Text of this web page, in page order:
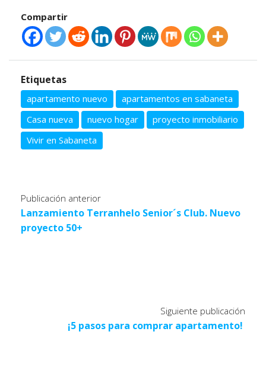
Compartir
Etiquetas
apartamento nuevo
apartamentos en sabaneta
Casa nueva
nuevo hogar
proyecto inmobiliario
Vivir en Sabaneta
Publicación anterior
Lanzamiento Terranhelo Senior´s Club. Nuevo
proyecto 50+
Siguiente publicación
¡5 pasos para comprar apartamento!